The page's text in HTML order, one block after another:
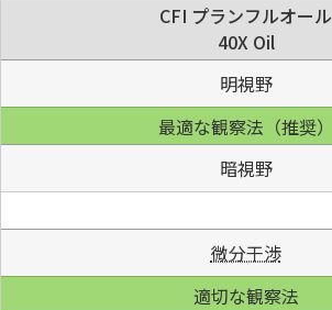
CFI プランフルオール
40X Oil
明視野
最適な観察法（推奨）
暗視野
微分干渉
適切な観察法